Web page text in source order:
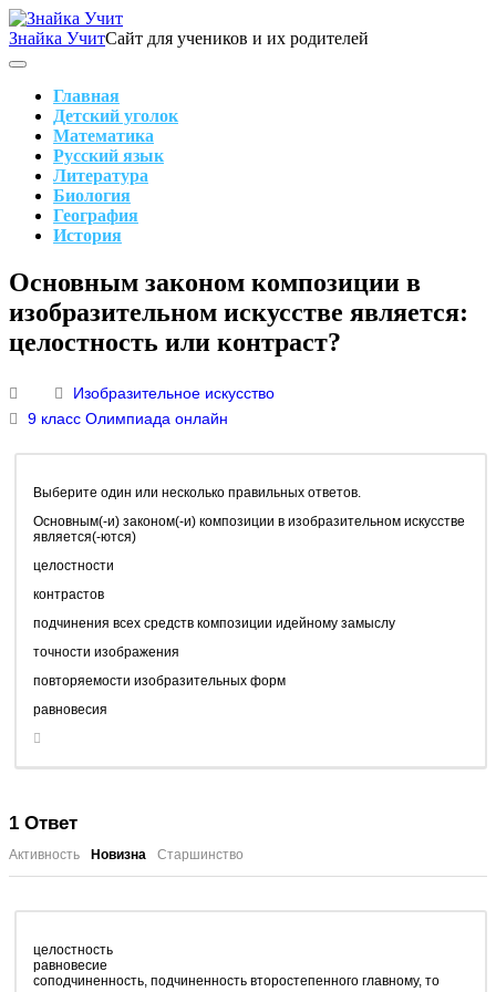
Skip
to
content
Знайка УчитСайт для учеников и их родителей
Search
Main
Navigation
Главная
Детский уголок
Математика
Русский язык
Литература
Биология
География
История
Search
Основным законом композиции в
изобразительном искусстве является:
целостность или контраст?
Изобразительное искусство
9 класс Олимпиада онлайн
Выберите один или несколько правильных ответов.
Основным(-и) законом(-и) композиции в изобразительном искусстве
является(-ются)
целостности
контрастов
подчинения всех средств композиции идейному замыслу
точности изображения
повторяемости изобразительных форм
равновесия
1 Ответ
Активность Новизна Старшинство
целостность
равновесие
соподчиненность, подчиненность второстепенного главному, то